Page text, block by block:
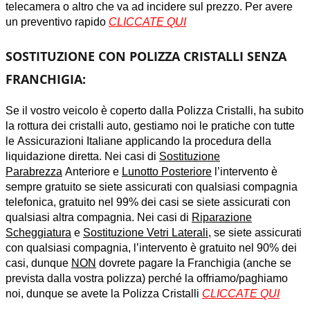
telecamera o altro che va ad incidere sul prezzo. Per avere
un preventivo rapido CLICCATE QUI
SOSTITUZIONE CON POLIZZA CRISTALLI SENZA
FRANCHIGIA:
Se il vostro veicolo è coperto dalla Polizza Cristalli, ha subito
la rottura dei cristalli auto, gestiamo noi le pratiche con tutte
le Assicurazioni Italiane applicando la procedura della
liquidazione diretta. Nei casi di Sostituzione
Parabrezza Anteriore e Lunotto Posteriore l’intervento è
sempre gratuito se siete assicurati con qualsiasi compagnia
telefonica, gratuito nel 99% dei casi se siete assicurati con
qualsiasi altra compagnia. Nei casi di Riparazione
Scheggiatura e Sostituzione Vetri Laterali, se siete assicurati
con qualsiasi compagnia, l’intervento è gratuito nel 90% dei
casi, dunque NON dovrete pagare la Franchigia (anche se
prevista dalla vostra polizza) perché la offriamo/paghiamo
noi, dunque se avete la Polizza Cristalli CLICCATE QUI